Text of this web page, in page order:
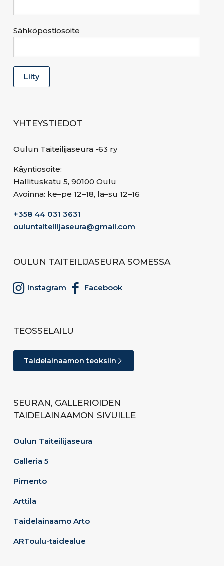
Sähköpostiosoite
YHTEYSTIEDOT
Oulun Taiteilijaseura -63 ry
Käyntiosoite:
Hallituskatu 5, 90100 Oulu
Avoinna: ke–pe 12–18, la–su 12–16
+358 44 031 3631
ouluntaiteilijaseura@gmail.com
OULUN TAITEILIJASEURA SOMESSA
Instagram Facebook
TEOSSELAILU
Taidelainaamon teoksiin
SEURAN, GALLERIOIDEN
TAIDELAINAAMON SIVUILLE
Oulun Taiteilijaseura
Galleria 5
Pimento
Arttila
Taidelainaamo Arto
ARToulu-taidealue